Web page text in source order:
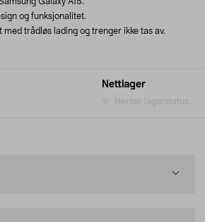
Nettlager
Henter lagerstatus...
og funksjonalitet.
med trådløs lading og trenger ikke tas av.